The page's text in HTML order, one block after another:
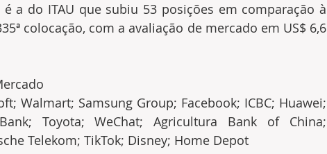
a do ITAU que subiu 53 posições em comparação à
colocação, com a avaliação de mercado em US$ 6,6
Walmart; Samsung Group; Facebook; ICBC; Huawei;
Toyota; WeChat; Agricultura Bank of China;
Telekom; TikTok; Disney; Home Depot